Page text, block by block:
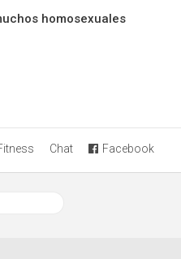
homosexuales
Chat Facebook